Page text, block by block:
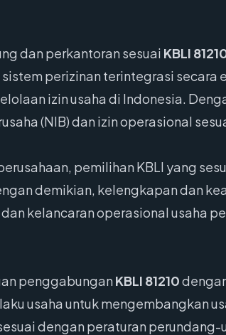
dan perkantoran sesuai KBLI
sistem perizinan terintegrasi secara
izin usaha di Indonesia.
(NIB) dan izin operasional
pemilihan KBLI yang
demikian, kelengkapan dan
kelancaran operasional usaha
penggabungan KBLI 81210
usaha untuk mengembangkan
dengan peraturan perundang-